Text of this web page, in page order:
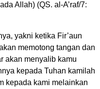
Allah) (QS. al-A’raf/7:
yakni ketika Fir’aun
memotong tangan dan
akan menyalib kamu
kepada Tuhan kamilah
kepada kami melainkan